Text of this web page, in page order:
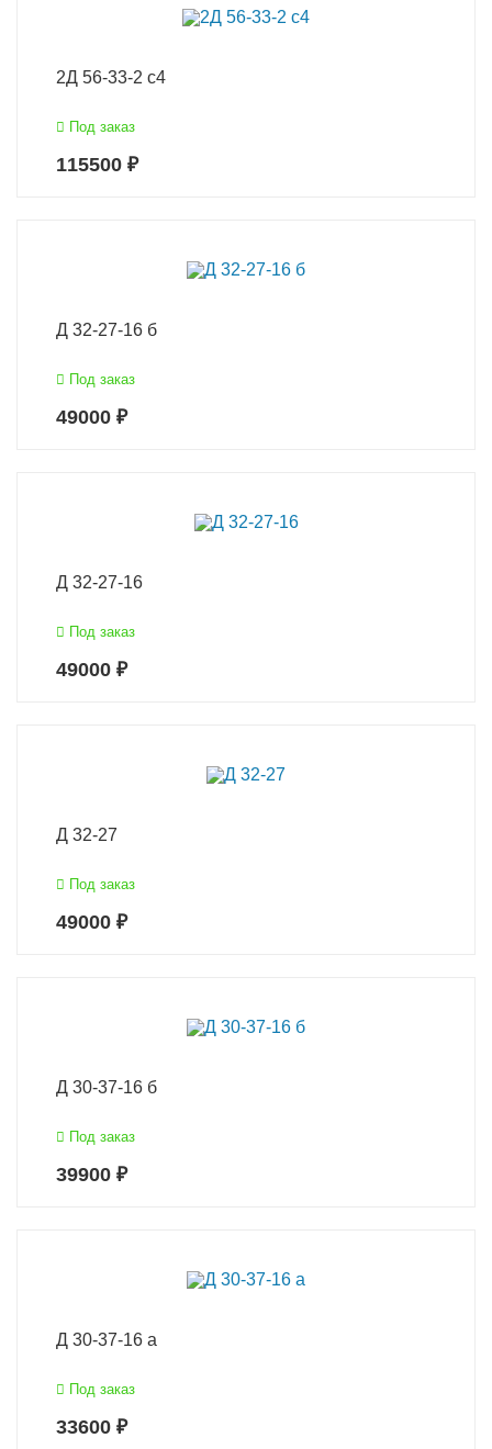
2Д 56-33-2 с4
Под заказ
115500 ₽
Д 32-27-16 б
Под заказ
49000 ₽
Д 32-27-16
Под заказ
49000 ₽
Д 32-27
Под заказ
49000 ₽
Д 30-37-16 б
Под заказ
39900 ₽
Д 30-37-16 а
Под заказ
33600 ₽